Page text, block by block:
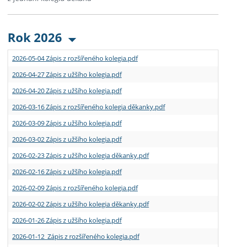
Rok 2026
2026-05-04 Zápis z rozšířeného kolegia.pdf
2026-04-27 Zápis z užšího kolegia.pdf
2026-04-20 Zápis z užšího kolegia.pdf
2026-03-16 Zápis z rozšířeného kolegia děkanky.pdf
2026-03-09 Zápis z užšího kolegia.pdf
2026-03-02 Zápis z užšího kolegia.pdf
2026-02-23 Zápis z užšího kolegia děkanky.pdf
2026-02-16 Zápis z užšího kolegia.pdf
2026-02-09 Zápis z rozšířeného kolegia.pdf
2026-02-02 Zápis z užšího kolegia děkanky.pdf
2026-01-26 Zápis z užšího kolegia.pdf
2026-01-12 Zápis z rozšířeného kolegia.pdf